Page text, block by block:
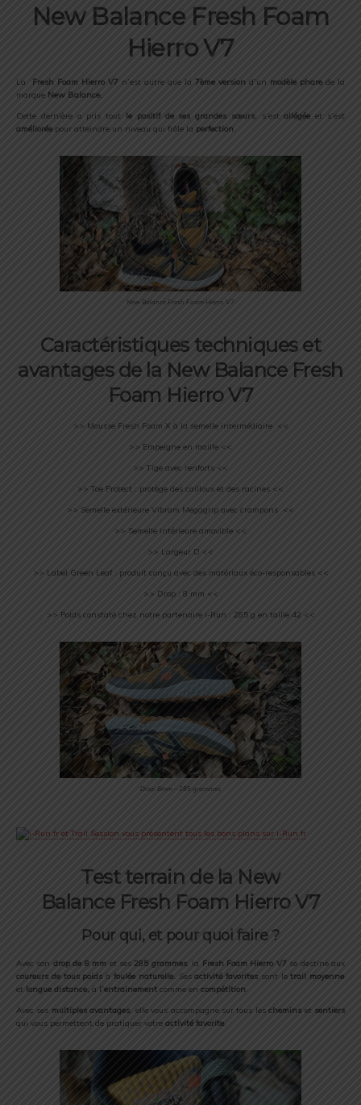
New Balance Fresh Foam
Hierro V7
La Fresh Foam Hierro V7 n’est autre que la 7ème version d’un modèle phare de la
marque New Balance.
Cette dernière a pris tout le positif de ses grandes sœurs, s’estallégée et s’est
améliorée pour atteindre un niveau qui frôle la perfection.
New Balance Fresh Foam Hierro V7
Caractéristiques techniques et
avantages de la New Balance Fresh
Foam Hierro V7
>> Mousse Fresh Foam X à la semelle intermédiaire <<
>> Empeigne en maille <<
>> Tige avec renforts <<
>> Toe Protect : protège des cailloux et des racines <<
>> Semelle extérieure Vibram Megagrip avec crampons <<
>> Semelle intérieure amovible <<
>> Largeur D <<
>> Label Green Leaf : produit conçu avec des matériaux éco-responsables <<
>> Drop : 8 mm <<
>> Poids constaté chez notre partenaire i-Run : 285 g en taille 42 <<
Drop 8mm – 285 grammes
Test terrain de la New
Balance Fresh Foam Hierro V7
Pour qui, et pour quoi faire ?
Avec son drop de 8 mm et ses285 grammes, la Fresh Foam Hierro V7se destine aux
coureurs de tous poids à foulée naturelle. Sesactivité favorites sont letrail moyenne
et longue distance, à l’entrainement comme en compétition.
Avec ses multiples avantages, elle vous accompagne sur tous leschemins et sentiers
qui vous permettent de pratiquer votre activité favorite